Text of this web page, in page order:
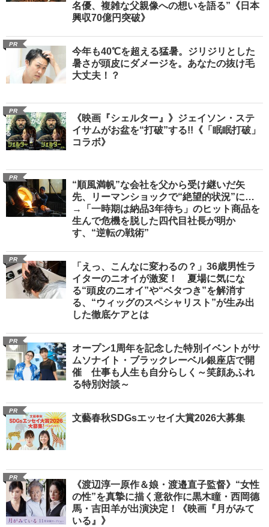
名優、複雑な父親像への想いを語る”《日本
興収70億円突破》
PR
今年も40℃を超える猛暑。ジリジリとした
暑さが頭皮にダメージを。あなたの抜け毛
大丈夫！？
PR
《映画『シェルター』》ジェイソン・ステ
イサムがお盆を“打破”する!!《「眠眠打破」
コラボ》
PR
“順風満帆”な会社を父から受け継いだ矢
先、リーマンショックで“絶望的状況”に…
→「一時期は納品3年待ち」のヒット商品を
生んで危機を脱した四代目社長が明か
す、“逆転の戦術”
PR
「えっ、こんなに変わるの？」36歳男性ラ
イターのニオイが激変！ 夏場に気にな
る“頭皮のニオイ”や“ベタつき”を解消す
る、“ウィッグのスペシャリスト”が生み出
した徹底ケアとは
PR
オープン1周年を記念した特別イベントがサ
ムソナイト・ブラックレーベル銀座店で開
催 仕事も人生も自分らしく～笑顔あふれ
る特別対談～
PR
文藝春秋SDGsエッセイ大賞2026大募集
PR
《渡辺淳一原作＆娘・渡邉直子監督》“女性
の性”を真摯に描く意欲作に黒木瞳・西岡德
馬・吉田羊が出演決定！《映画『月がみて
いる』》